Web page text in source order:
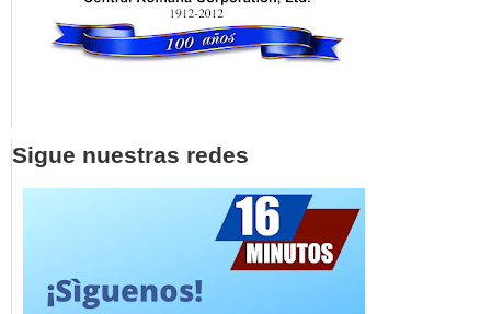
Sigue nuestras redes